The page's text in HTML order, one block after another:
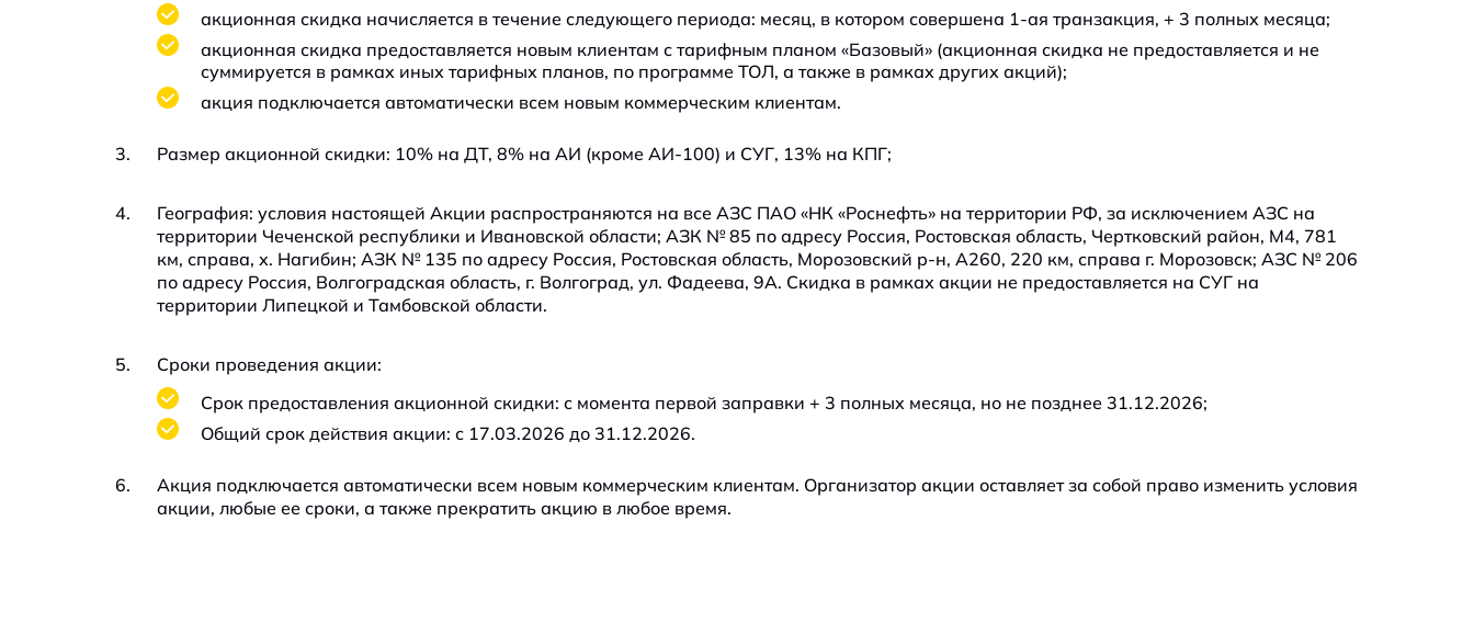
акционная скидка начисляется в течение следующего периода: месяц, в котором совершена 1-ая транзакция, + 3 полных месяца;
акционная скидка предоставляется новым клиентам с тарифным планом «Базовый» (акционная скидка не предоставляется и не
суммируется в рамках иных тарифных планов, по программе ТОЛ, а также в рамках других акций);
акция подключается автоматически всем новым коммерческим клиентам.
Размер акционной скидки: 10% на ДТ, 8% на АИ (кроме АИ-100) и СУГ, 13% на КПГ;
География: условия настоящей Акции распространяются на все АЗС ПАО «НК «Роснефть» на территории РФ, за исключением АЗС на
территории Чеченской республики и Ивановской области; АЗК № 85 по адресу Россия, Ростовская область, Чертковский район, М4, 781
км, справа, х. Нагибин; АЗК № 135 по адресу Россия, Ростовская область, Морозовский р-н, А260, 220 км, справа г. Морозовск; АЗС № 206
по адресу Россия, Волгоградская область, г. Волгоград, ул. Фадеева, 9А. Скидка в рамках акции не предоставляется на СУГ на
территории Липецкой и Тамбовской области.
Сроки проведения акции:
Срок предоставления акционной скидки: с момента первой заправки + 3 полных месяца, но не позднее 31.12.2026;
Общий срок действия акции: с 17.03.2026 до 31.12.2026.
Акция подключается автоматически всем новым коммерческим клиентам. Организатор акции оставляет за собой право изменить условия
акции, любые ее сроки, а также прекратить акцию в любое время.